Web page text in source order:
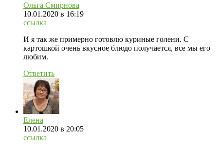
Ольга Смирнова
10.01.2020 в 16:19
ссылка
И я так же примерно готовлю куриные голени. С
картошкой очень вкусное блюдо получается, все мы его
любим.
Ответить
Елена
10.01.2020 в 20:05
ссылка